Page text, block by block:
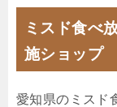
ミスド食べ
施ショップ
愛知県のミスド